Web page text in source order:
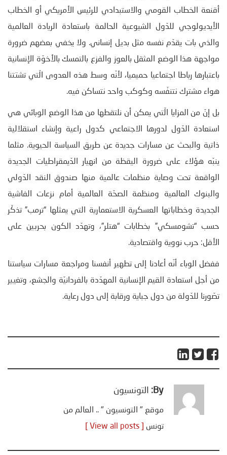
أقنعة الخطاب القومي والاستبدادي للرئيس الأمريكي أو الخطاب
الأيديولوجي للدّول الشيوعية الحالمة باستعادة الريادة العالمية
والذي بات يقدّم نفسه مثل بديل إنساني. ولا يخفي بعضهم ضرورة
مواجهة هذا الوضع المثقل بالعوز والفزع بالتمسك بالأخوّة الإنسانية
باعتبارها رباطا اجتماعيا حميميا، لأنّه وسط هذه العدوى الّتي تشتتنا
هواء مشترك نتنفّسه وكوكب واحد نتساكن فيه.
بل إنّ من المزايا الّتي يمكن أن نلتقطها من هذا الوضع الوبائي هي
استعادة الدّول لدورها الاجتماعي كدول راعية وإنشاء استقلالية
ذاتية والبحث عن مسارات جديدة عن طريق السياسة الحيوية. مثلما
ينبّه هؤلاء على ضرورة اليقظة من انهيار الدّيمقراطيات الجديدة
الواقعة تحت وصاية منظمات عالمية منها صندوق النقد الدّولي
والبنوك العالمية ومنظمة الصحّة العالمية أمام نزعات الفاشية
الجديدة وخطاباتها العسكرية الاستعمارية التي يمثلها “ترمب” تذكّر
حسب “تشومسكي” بخطابات “هتلر”، وتهدّد الكون بحربين على
الأقل: حرب نووية واقتصادية.
ففضل الوباء أنّه أعادنا إلى تطهير أنفسنا ومراجعة مسارات سياستنا
من أجل استعادة القيم الإنسانية المهدّدة بالفردانيّة والجشع، وتغيير
تصّورنا للدّولة من دول جباية ورقابة إلى دول رعاية.
By: التونسيون
موقع " التونسيون " .. العالم من
تونس